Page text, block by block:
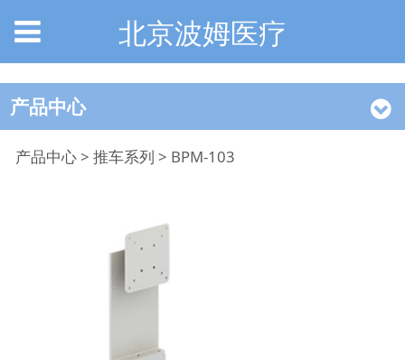
北京波姆医疗
产品中心
BPM-103
产品中心> 推车系列 > BPM-103